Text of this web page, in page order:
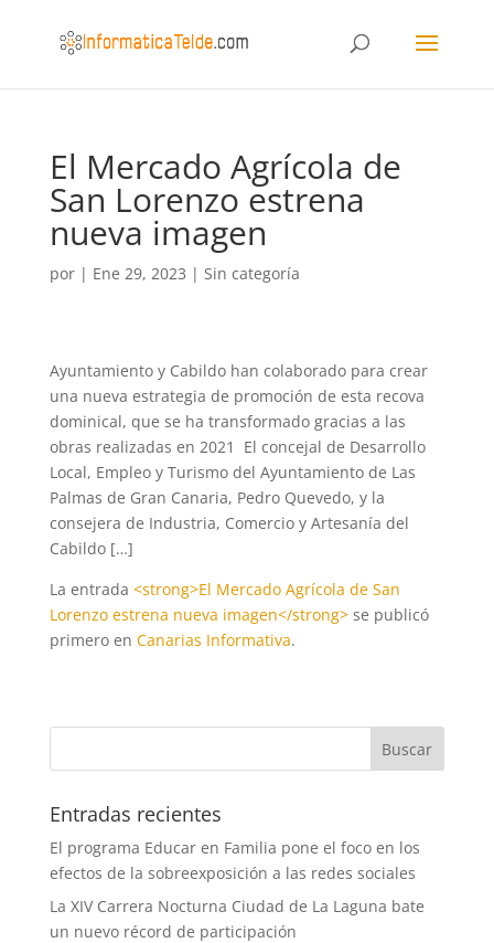
El Mercado Agrícola de
San Lorenzo estrena
nueva imagen
por | Ene 29, 2023 | Sin categoría
Ayuntamiento y Cabildo han colaborado para crear
una nueva estrategia de promoción de esta recova
dominical, que se ha transformado gracias a las
obras realizadas en 2021 El concejal de Desarrollo
Local, Empleo y Turismo del Ayuntamiento de Las
Palmas de Gran Canaria, Pedro Quevedo, y la
consejera de Industria, Comercio y Artesanía del
Cabildo […]
La entrada <strong>El Mercado Agrícola de San
Lorenzo estrena nueva imagen</strong>se publicó
primero en Canarias Informativa.
Entradas recientes
El programa Educar en Familia pone el foco en los
efectos de la sobreexposición a las redes sociales
La XIV Carrera Nocturna Ciudad de La Laguna bate
un nuevo récord de participación